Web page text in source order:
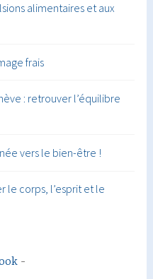
alimentaires et aux
frais
: retrouver l’équilibre
vers le bien-être !
le corps, l’esprit et le